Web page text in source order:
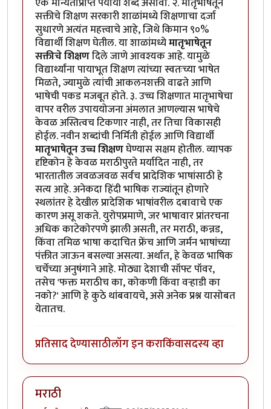
सक्तीचे शिक्षण सरकारी शाळांमध्ये शिक्षणाचा दर्जा
सुधारणे अत्यंत महत्त्वाचे आहे, जिथे किमान ९०%
विद्यार्थी शिक्षण घेतील. या शाळांमध्येमातृभाषेतून
सक्तीचे शिक्षणदिले जाणे आवश्यक आहे. यामुळे
विद्यार्थ्यांना पायाभूत शिक्षण त्यांच्या स्वतःच्या भाषेत
मिळते, ज्यामुळे त्यांची आकलनशक्ती वाढते आणि
भाषेची पकड मजबूत होते. ३. उच्च शिक्षणात मातृभाषेचा
वापर वरील उपाययोजना अंमलात आणल्यास भाषेचे
केवळ अस्तित्वच टिकणार नाही, तर तिचा विकासही
होईल. नवीन शब्दांची निर्मिती होईल आणि विद्यार्थी
मातृभाषेतून उच्च शिक्षणघेण्यास सक्षम होतील. व्यापक
दृष्टिकोन हे केवळ मराठीपुरते मर्यादित नाही, तर
भारतातील जवळजवळ सर्वच प्रादेशिक भाषांसाठी हे
सत्य आहे. अनेकदा हिंदी भाषिक राज्यांतून होणारे
स्थलांतर हे देखील प्रादेशिक भाषांवरील दबावाचे एक
कारण असू शकते. युरोपप्रमाणे, जर भाषावार प्रांतरचना
अधिक काटेकोरपणे झाली असती, तर मराठी, कन्नड,
किंवा तमिळ भाषा कदाचित फ्रेंच आणि जर्मन भाषांच्या
पंक्तीत जाऊन बसल्या असत्या. अर्थात, हे केवळ भाषिक
चर्चेच्या अनुषंगाने आहे. मोठ्या देशाची सॉफ्ट पॉवर,
तसेच 'फक्त मराठीच का, कोकणी किंवा वर्‍हाडी का
नको?' आणि हे कुठे थांबवायचे, असे अनेक प्रश्न यासोबत
येतातच.
प्रतिसाद देण्यासाठीलॉग इन कराकिंवासदस्य व्हा
मराठी